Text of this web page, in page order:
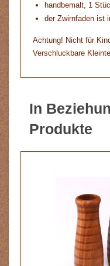
handbemalt, 1
der Zwirnfaden ist
Achtung! Nicht für
Verschluckbare
In
Produkte